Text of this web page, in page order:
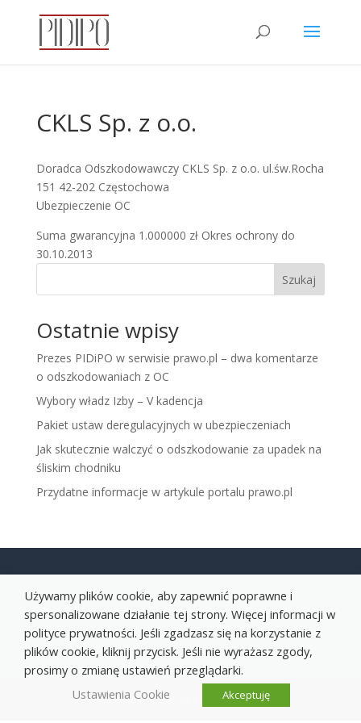
CKLS Sp. z o.o.
Doradca Odszkodowawczy CKLS Sp. z o.o. ul.św.Rocha
151 42-202 Częstochowa
Ubezpieczenie OC
Suma gwarancyjna 1.000000 zł Okres ochrony do
30.10.2013
Szukaj
Ostatnie wpisy
Prezes PIDiPO w serwisie prawo.pl – dwa komentarze
o odszkodowaniach z OC
Wybory władz Izby – V kadencja
Pakiet ustaw deregulacyjnych w ubezpieczeniach
Jak skutecznie walczyć o odszkodowanie za upadek na
śliskim chodniku
Przydatne informacje w artykule portalu prawo.pl
Projekt Clear Site Sp. z o. o.
Używamy plików cookie, aby zapewnić poprawne i
spersonalizowane działanie tej strony. Więcej informacji w
polityce prywatności. Jeśli zgadzasz się na korzystanie z
plików cookie, kliknij przycisk. Jeśli nie wyrażasz zgody,
prosimy o zmianę ustawień przeglądarki.
Ustawienia Cookie
Akceptuję